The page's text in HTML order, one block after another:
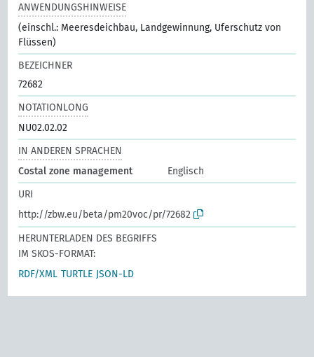
ANWENDUNGSHINWEISE
(einschl.: Meeresdeichbau, Landgewinnung, Uferschutz von
Flüssen)
BEZEICHNER
72682
NOTATIONLONG
NU02.02.02
IN ANDEREN SPRACHEN
Costal zone management
Englisch
URI
http://zbw.eu/beta/pm20voc/pr/72682
HERUNTERLADEN DES BEGRIFFS
IM SKOS-FORMAT:
RDF/XML TURTLE JSON-LD